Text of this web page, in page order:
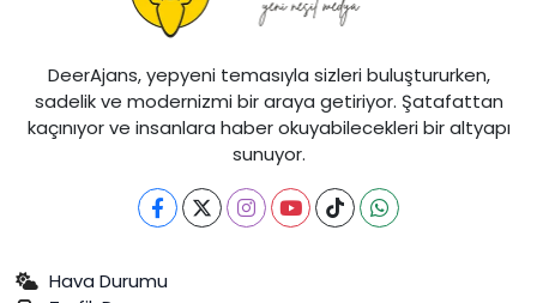
DeerAjans, yepyeni temasıyla sizleri buluştururken,
sadelik ve modernizmi bir araya getiriyor. Şatafattan
kaçınıyor ve insanlara haber okuyabilecekleri bir altyapı
sunuyor.
Hava Durumu